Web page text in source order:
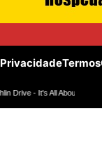
PrivacidadeTermos